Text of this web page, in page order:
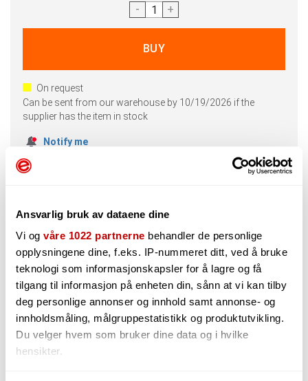
Ansvarlig bruk av dataene dine
Vi og våre 1022 partnerne behandler de personlige
opplysningene dine, f.eks. IP-nummeret ditt, ved å bruke
teknologi som informasjonskapsler for å lagre og få
tilgang til informasjon på enheten din, sånn at vi kan tilby
deg personlige annonser og innhold samt annonse- og
innholdsmåling, målgruppestatistikk og produktutvikling.
Du velger hvem som bruker dine data og i hvilke
hensikter.
- +
On request
Can be sent from our warehouse by 10/19/2026 if the
supplier has the item in stock
Notify me
Description CustomText1
View this product description in Norwegian.
A bonafide guitar legend by any standard, his band Dinosaur
Jr. toured with and influenced many of the bands that
defined the 90's - bands like Nirvana, Sonic Youth, Mudhoney,
and too many others to count. Ask nearly any punk or grunge